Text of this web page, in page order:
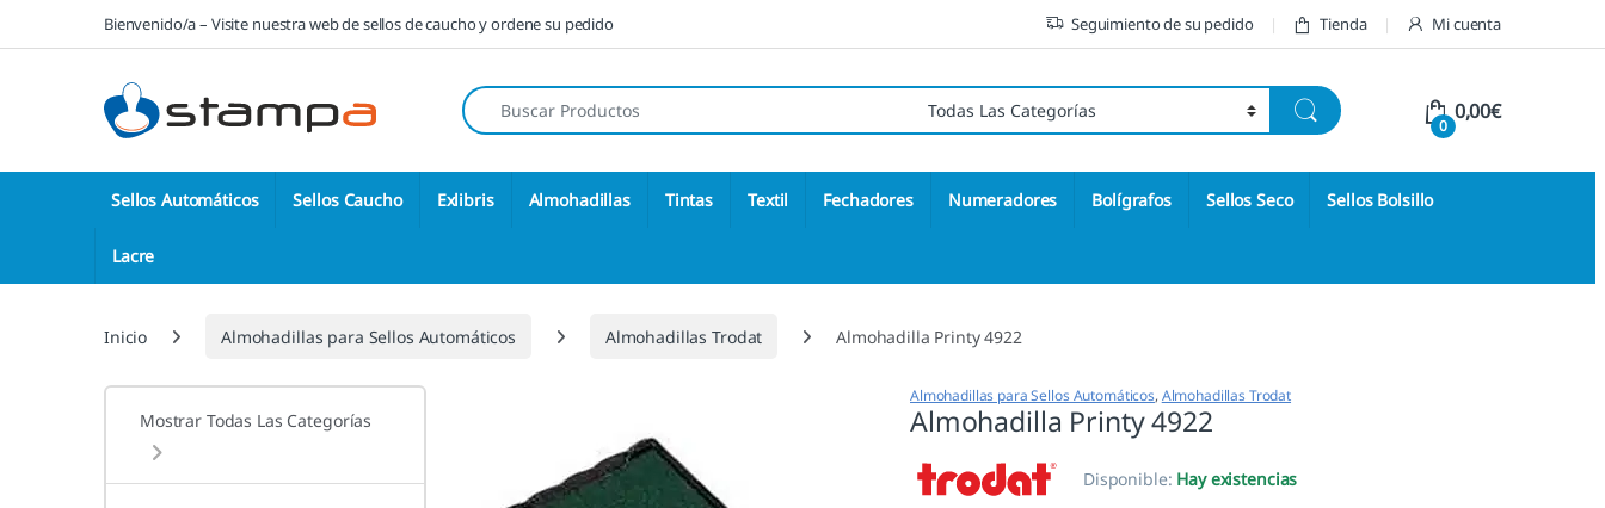
Saltar a la navegación
Saltar al contenidoBienvenido/a – Visite nuestra web de sellos de caucho y ordene su pedido Seguimiento de su pedido Tienda Mi cuenta
Búsqueda de:
0
0,00€
Sellos Automáticos Sellos Caucho Exlibris Almohadillas Tintas Textil Fechadores Numeradores Bolígrafos Sellos Seco Sellos Bolsillo
Lacre
Inicio Almohadillas para Sellos Automáticos Almohadillas Trodat Almohadilla Printy 4922
Almohadillas para Sellos Automáticos, Almohadillas Trodat
Almohadilla Printy 4922
Disponible: Hay existencias
Mostrar Todas Las Categorías